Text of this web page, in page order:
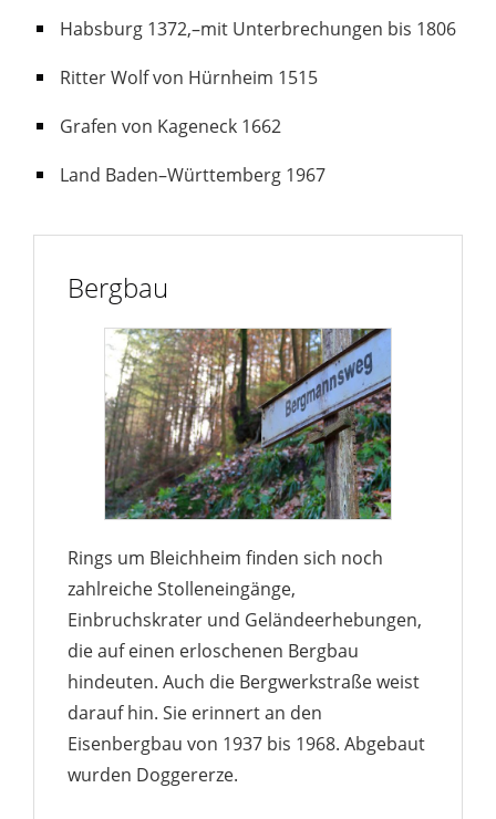
Habsburg 1372,–mit Unterbrechungen bis 1806
Ritter Wolf von Hürnheim 1515
Grafen von Kageneck 1662
Land Baden–Württemberg 1967
Bergbau
Rings um Bleichheim finden sich noch
zahlreiche Stolleneingänge,
Einbruchskrater und Geländeerhebungen,
die auf einen erloschenen Bergbau
hindeuten. Auch die Bergwerkstraße weist
darauf hin. Sie erinnert an den
Eisenbergbau von 1937 bis 1968. Abgebaut
wurden Doggererze.